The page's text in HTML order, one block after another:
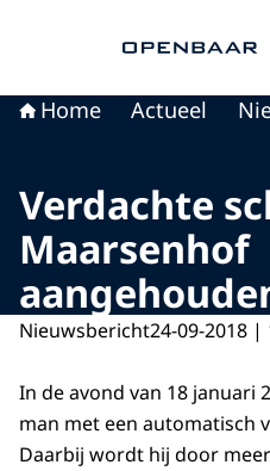
Home Actueel
Verdachte
Maarsenhof
Nieuwsbericht24-09-2018 |
In de avond van 18 januari
man met een automatisch
Daarbij wordt hij door